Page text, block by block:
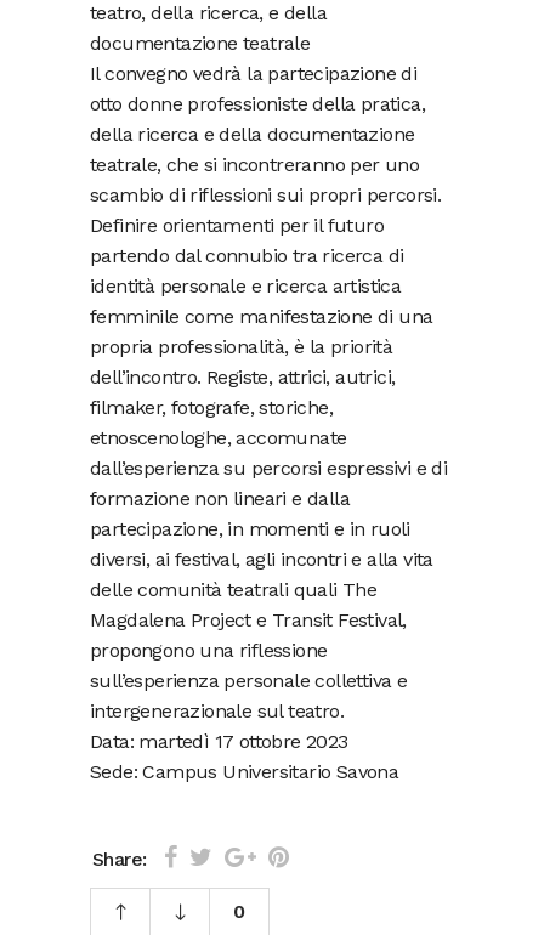
teatro, della ricerca, e della
documentazione teatrale
Il convegno vedrà la partecipazione di
otto donne professioniste della pratica,
della ricerca e della documentazione
teatrale, che si incontreranno per uno
scambio di riflessioni sui propri percorsi.
Definire orientamenti per il futuro
partendo dal connubio tra ricerca di
identità personale e ricerca artistica
femminile come manifestazione di una
propria professionalità, è la priorità
dell’incontro. Registe, attrici, autrici,
filmaker, fotografe, storiche,
etnoscenologhe, accomunate
dall’esperienza su percorsi espressivi e di
formazione non lineari e dalla
partecipazione, in momenti e in ruoli
diversi, ai festival, agli incontri e alla vita
delle comunità teatrali quali The
Magdalena Project e Transit Festival,
propongono una riflessione
sull’esperienza personale collettiva e
intergenerazionale sul teatro.
Data: martedì 17 ottobre 2023
Sede: Campus Universitario Savona
Share:
0